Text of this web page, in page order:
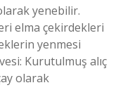
yenebilir.
elma çekirdekleri
yenmesi
Kurutulmuş alıç
olarak